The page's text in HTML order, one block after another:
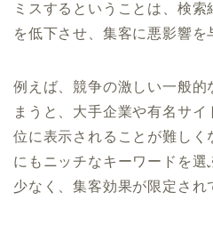
ミスするということは、検
を低下させ、集客に悪影響を
例えば、競争の激しい一般的
まうと、大手企業や有名サイ
位に表示されることが難しく
にもニッチなキーワードを
少なく、集客効果が限定され